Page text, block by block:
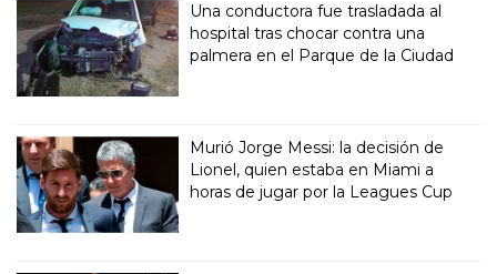
Una conductora fue trasladada al
hospital tras chocar contra una
palmera en el Parque de la Ciudad
Murió Jorge Messi: la decisión de
Lionel, quien estaba en Miami a
horas de jugar por la Leagues Cup